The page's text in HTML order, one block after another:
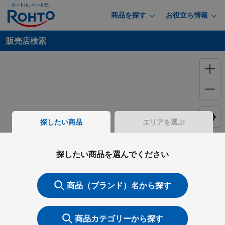
商品を探す お役立ち情報
販売店検索
探したい商品 エリアを選ぶ
探したい商品を選んでください
商品（ブランド）名から探す
商品カテゴリーから探す